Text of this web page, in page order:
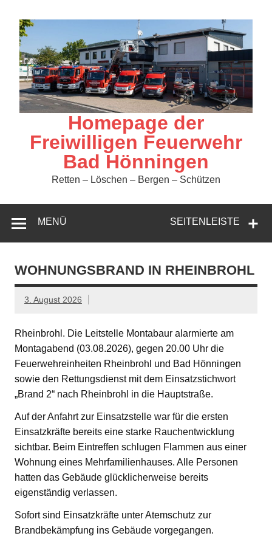
springen
Homepage der
Freiwilligen Feuerwehr
Bad Hönningen
Retten – Löschen – Bergen – Schützen
SEITENLEISTE
MENÜ
WOHNUNGSBRAND IN RHEINBROHL
3. August 2026
Rheinbrohl. Die Leitstelle Montabaur alarmierte am
Montagabend (03.08.2026), gegen 20.00 Uhr die
Feuerwehreinheiten Rheinbrohl und Bad Hönningen
sowie den Rettungsdienst mit dem Einsatzstichwort
„Brand 2“ nach Rheinbrohl in die Hauptstraße.
Auf der Anfahrt zur Einsatzstelle war für die ersten
Einsatzkräfte bereits eine starke Rauchentwicklung
sichtbar. Beim Eintreffen schlugen Flammen aus einer
Wohnung eines Mehrfamilienhauses. Alle Personen
hatten das Gebäude glücklicherweise bereits
eigenständig verlassen.
Sofort sind Einsatzkräfte unter Atemschutz zur
Brandbekämpfung ins Gebäude vorgegangen.